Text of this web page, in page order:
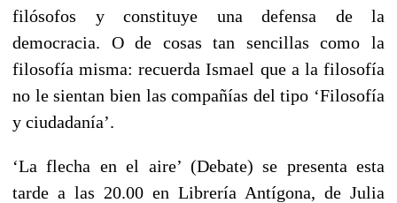
filósofos y constituye una defensa de la
democracia. O de cosas tan sencillas como la
filosofía misma: recuerda Ismael que a la filosofía
no le sientan bien las compañías del tipo ‘Filosofía
y ciudadanía’.
‘La flecha en el aire’ (Debate) se presenta esta
tarde a las 20.00 en Librería Antígona, de Julia